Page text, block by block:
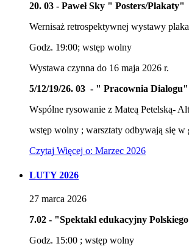
20. 03 - Paweł Sky " Posters/Plakaty"
Wernisaż retrospektywnej wystawy
Godz. 19:00; wstęp wolny
Wystawa czynna do 16 maja 2026 r.
5/12/19/26. 03 - " Pracownia Dialogu"
Wspólne rysowanie z Mateą Petelską-
wstęp wolny ; warsztaty odbywają się w
Czytaj Więcej o: Marzec 2026
LUTY 2026
27 marca 2026
7.02 - "Spektakl edukacyjny
Godz. 15:00 ; wstęp wolny